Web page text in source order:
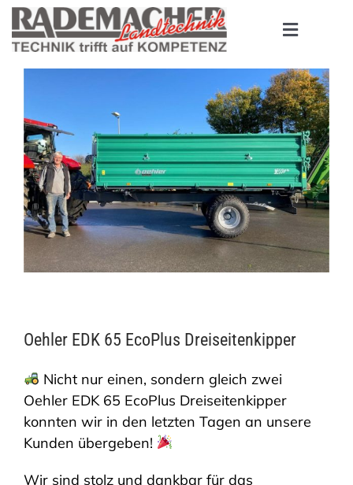
Zum
Inhalt
springen
Toggle
HOME
PRODUKTE
MASCHINENBÖRSE
UNTERNEHMEN
KONTAKT
SHOP
Oehler EDK 65 EcoPlus Dreiseitenkipper
Nicht nur einen, sondern gleich zwei
Oehler EDK 65 EcoPlus Dreiseitenkipper
konnten wir in den letzten Tagen an unsere
Kunden übergeben!
Wir sind stolz und dankbar für das